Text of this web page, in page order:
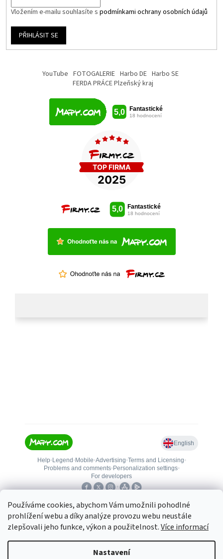
Používáme cookies, abychom Vám umožnili pohodlné
prohlížení webu a díky analýze provozu webu neustále
zlepšovali jeho funkce, výkon a použitelnost.Více informací
Nastavení
Vložením e-mailu souhlasíte s podmínkami ochrany osobních údajů
PŘIHLÁSIT SE
YouTube FOTOGALERIE Harbo DE Harbo SE
FERDA PRÁCE Plzeňský kraj